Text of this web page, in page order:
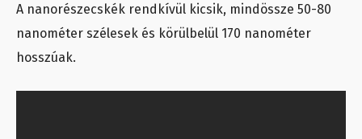
A nanorészecskék rendkívül kicsik, mindössze 50-80
nanométer szélesek és körülbelül 170 nanométer
hosszúak.